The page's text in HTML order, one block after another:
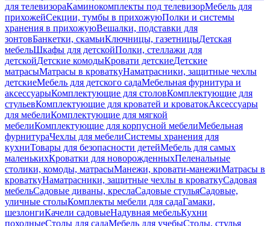
для телевизораКаминокомплекты под телевизорМебель для
прихожейСекции, тумбы в прихожуюПолки и системы
хранения в прихожуюВешалки, подставки для
зонтовБанкетки, скамьиКлючницы, газетницыДетская
мебельШкафы для детскойПолки, стеллажи для
детскойДетские комодыКровати детскиеДетские
матрасыМатрасы в кроваткуНаматрасники, защитные чехлы
детскиеМебель для детского садаМебельная фурнитура и
аксессуарыКомплектующие для столовКомплектующие для
стульевКомплектующие для кроватей и кроватокАксессуары
для мебелиКомплектующие для мягкой
мебелиКомплектующие для корпусной мебелиМебельная
фурнитураЧехлы для мебелиСистемы хранения для
кухниТовары для безопасности детейМебель для самых
маленькихКроватки для новорожденныхПеленальные
столики, комоды, матрасыМанежи, кровати-манежиМатрасы в
кроваткуНаматрасники, защитные чехлы в кроваткуСадовая
мебельСадовые диваны, креслаСадовые стульяСадовые,
уличные столыКомплекты мебели для садаГамаки,
шезлонгиКачели садовыеНадувная мебельКухни
походныеСтолы для садаМебель для учебыСтолы, стулья